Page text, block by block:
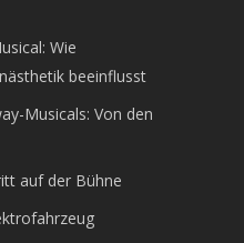
Wie
beeinflusst
Musicals: Von den
auf der Bühne